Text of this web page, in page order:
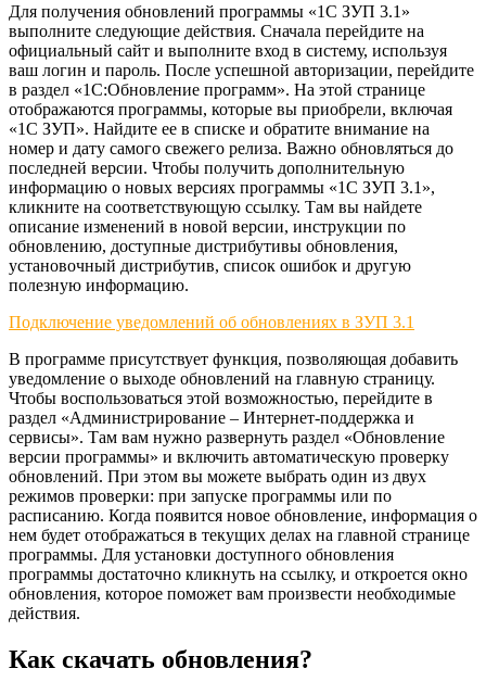
Для получения обновлений программы «1С ЗУП 3.1»
выполните следующие действия. Сначала перейдите на
официальный сайт и выполните вход в систему, используя
ваш логин и пароль. После успешной авторизации, перейдите
в раздел «1С:Обновление программ». На этой странице
отображаются программы, которые вы приобрели, включая
«1С ЗУП». Найдите ее в списке и обратите внимание на
номер и дату самого свежего релиза. Важно обновляться до
последней версии. Чтобы получить дополнительную
информацию о новых версиях программы «1С ЗУП 3.1»,
кликните на соответствующую ссылку. Там вы найдете
описание изменений в новой версии, инструкции по
обновлению, доступные дистрибутивы обновления,
установочный дистрибутив, список ошибок и другую
полезную информацию.
Подключение уведомлений об обновлениях в ЗУП 3.1
В программе присутствует функция, позволяющая добавить
уведомление о выходе обновлений на главную страницу.
Чтобы воспользоваться этой возможностью, перейдите в
раздел «Администрирование – Интернет-поддержка и
сервисы». Там вам нужно развернуть раздел «Обновление
версии программы» и включить автоматическую проверку
обновлений. При этом вы можете выбрать один из двух
режимов проверки: при запуске программы или по
расписанию. Когда появится новое обновление, информация о
нем будет отображаться в текущих делах на главной странице
программы. Для установки доступного обновления
программы достаточно кликнуть на ссылку, и откроется окно
обновления, которое поможет вам произвести необходимые
действия.
Как скачать обновления?